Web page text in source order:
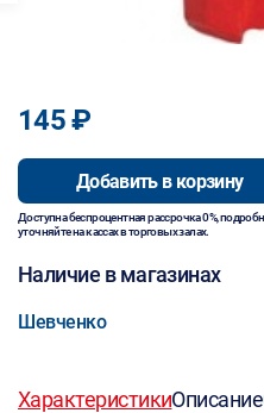
145 ₽
Добавить в корзину
Доступна беспроцентная рассрочка 0%,
уточняйте на кассах в торговых залах.
Наличие в магазинах
Шевченко
ХарактеристикиОписание